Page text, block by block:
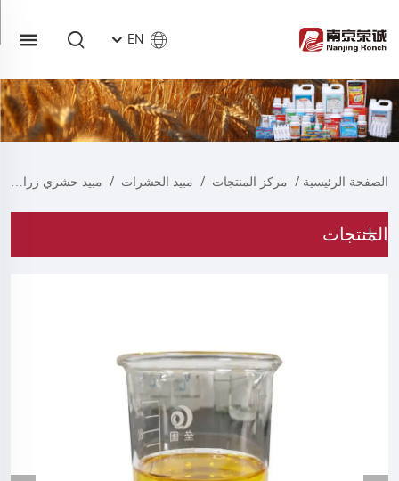
EN
الصفحة الرئيسية / مركز المنتجات / مبيد الحشرات / مبيد حشري زراعي
المنتجات